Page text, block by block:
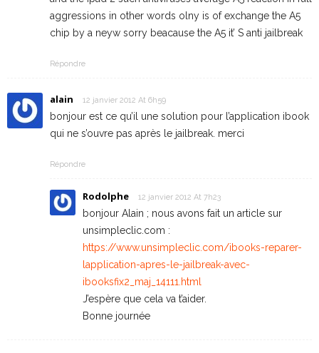
aggressions in other words olny is of exchange the A5
chip by a neyw sorry beacause the A5 it’ S anti jailbreak
Répondre
alain 12 janvier 2012 At 6h59
bonjour est ce qu’il une solution pour l’application ibook
qui ne s’ouvre pas après le jailbreak. merci
Répondre
Rodolphe 12 janvier 2012 At 7h23
bonjour Alain ; nous avons fait un article sur
unsimpleclic.com :
https://www.unsimpleclic.com/ibooks-reparer-
lapplication-apres-le-jailbreak-avec-
ibooksfix2_maj_14111.html
J’espère que cela va t’aider.
Bonne journée